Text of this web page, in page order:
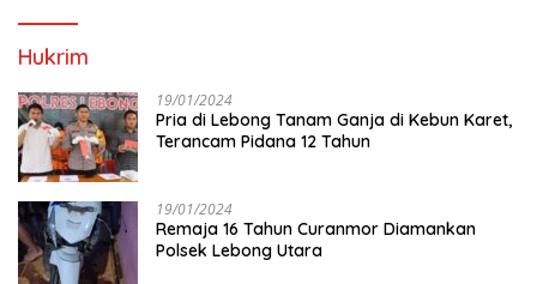
Hukrim
19/01/2024
Pria di Lebong Tanam Ganja di Kebun Karet,
Terancam Pidana 12 Tahun
19/01/2024
Remaja 16 Tahun Curanmor Diamankan
Polsek Lebong Utara